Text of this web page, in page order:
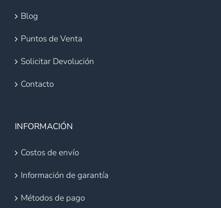
Blog
Puntos de Venta
Solicitar Devolución
Contacto
INFORMACIÓN
Costos de envío
Información de garantía
Métodos de pago